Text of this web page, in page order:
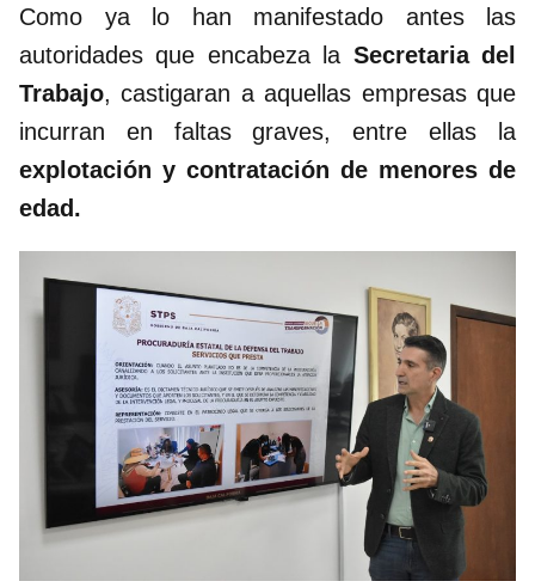
Como ya lo han manifestado antes las
autoridades que encabeza la Secretaria del
Trabajo, castigaran a aquellas empresas que
incurran en faltas graves, entre ellas la
explotación y contratación de menores de
edad.